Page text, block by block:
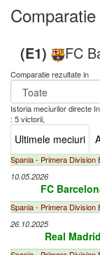
(E1) FC
Comparatie rezultate in
Istoria meciurilor directe
: 5 victorii,
Ultimele meciuri
Spania - Primera Division
10.05.2026
FC
Spania - Primera Division
26.10.2025
Real Madrid